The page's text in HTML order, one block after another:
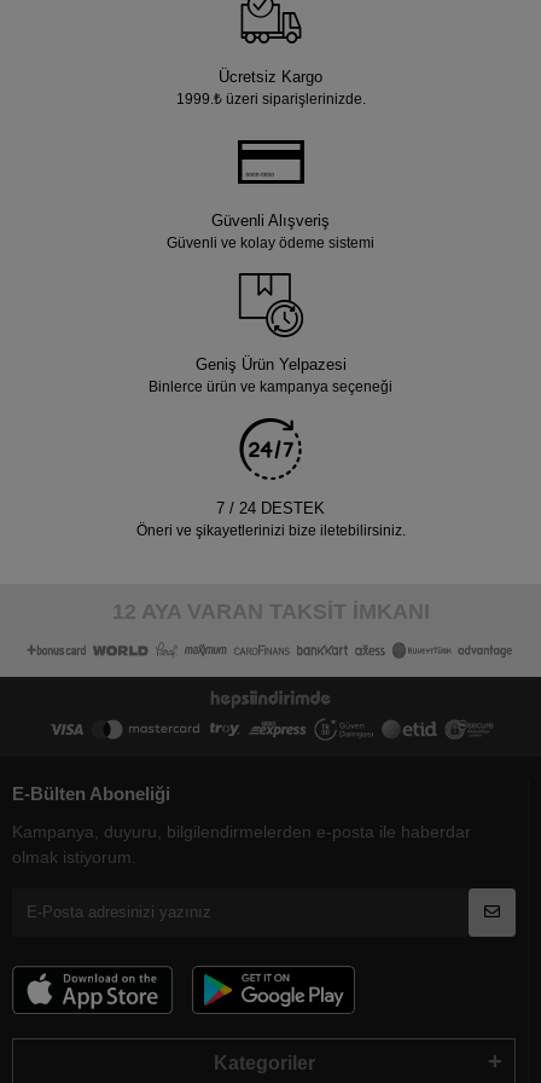
Ücretsiz Kargo
1999.₺ üzeri siparişlerinizde.
Güvenli Alışveriş
Güvenli ve kolay ödeme sistemi
Geniş Ürün Yelpazesi
Binlerce ürün ve kampanya seçeneği
7 / 24 DESTEK
Öneri ve şikayetlerinizi bize iletebilirsiniz.
12 AYA VARAN TAKSİT İMKANI
E-Bülten Aboneliği
Kampanya, duyuru, bilgilendirmelerden e-posta ile haberdar
olmak istiyorum.
Kategoriler